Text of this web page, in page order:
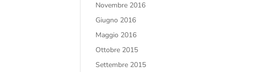
Novembre 2016
Giugno 2016
Maggio 2016
Ottobre 2015
Settembre 2015